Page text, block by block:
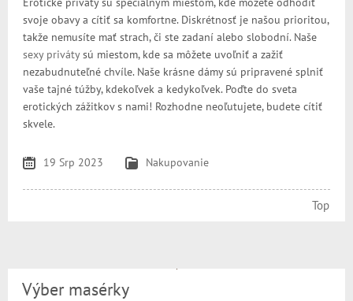
svoje obavy a cítiť sa komfortne. Diskrétnosť je našou prioritou,
takže nemusíte mať strach, či ste zadaní alebo slobodní. Naše
sexy privátysú miestom, kde sa môžete uvoľniť a zažiť
nezabudnuteľné chvíle. Naše krásne dámy sú pripravené splniť
vaše tajné túžby, kdekoľvek a kedykoľvek. Poďte do sveta
erotických zážitkov s nami! Rozhodne neoľutujete, budete cítiť
skvele.
19 Srp 2023 Nakupovanie
Top
Výber masérky